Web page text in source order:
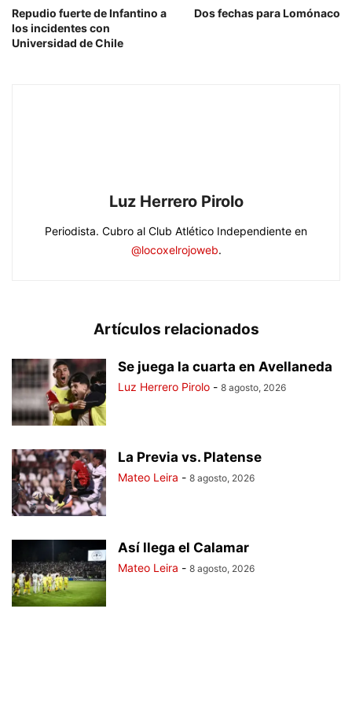
Repudio fuerte de Infantino a
los incidentes con
Universidad de Chile
Dos fechas para Lomónaco
Luz Herrero Pirolo
Periodista. Cubro al Club Atlético Independiente en
@locoxelrojoweb.
Artículos relacionados
Se juega la cuarta en Avellaneda
Luz Herrero Pirolo - 8 agosto, 2026
La Previa vs. Platense
Mateo Leira - 8 agosto, 2026
Así llega el Calamar
Mateo Leira - 8 agosto, 2026